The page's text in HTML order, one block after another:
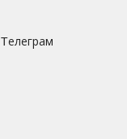
Телеграм